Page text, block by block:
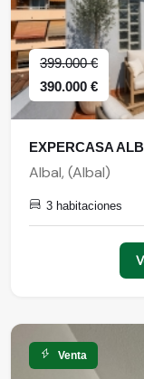
399.000 €
390.000 €
EXPERCASA
Albal, (Albal)
3 habitaciones
Venta